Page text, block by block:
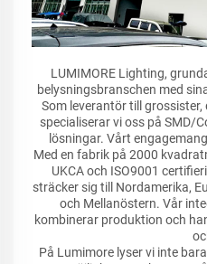
LUMIMORE Lighting,
belysningsbranschen med
Som leverantör till
specialiserar vi oss på SMD/
lösningar. Vårt
Med en fabrik på 2000
UKCA och ISO9001
sträcker sig till Nordamerika,
och Mellanöstern. Vår
kombinerar produktion och
På Lumimore lyser vi inte